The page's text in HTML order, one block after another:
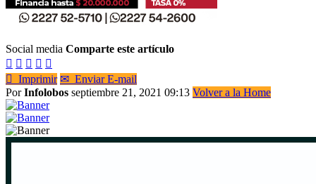
Social media Comparte este artículo
    
 Imprimir ✉ Enviar E-mail
PorInfolobos septiembre 21, 2021 09:13 Volver a la Home